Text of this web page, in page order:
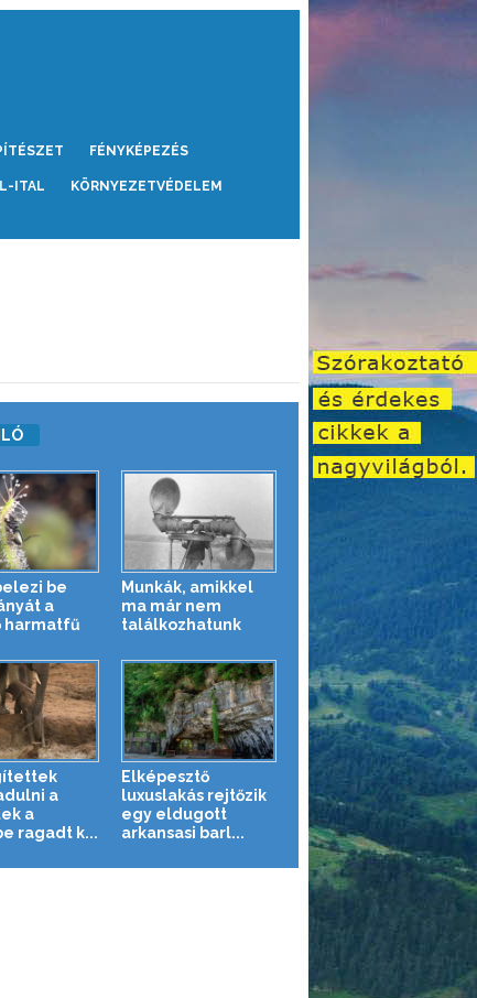
FÉNYKÉPEZÉS
ITAL KÖRNYEZETVÉDELEM
be
a
harmatfű
Munkák, amikkel
ma már nem
találkozhatunk
a
a
ragadt k...
Elképesztő
luxuslakás rejtőzik
egy eldugott
arkansasi barl...